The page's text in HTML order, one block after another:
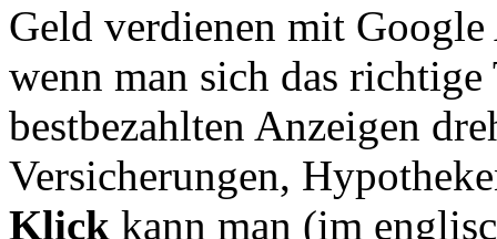
Geld verdienen mit Google
wenn man sich das
bestbezahlten Anzeigen
Versicherungen,
Klick kann man (im